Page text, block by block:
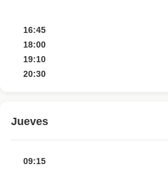
16:45
18:00
19:10
20:30
Jueves
09:15